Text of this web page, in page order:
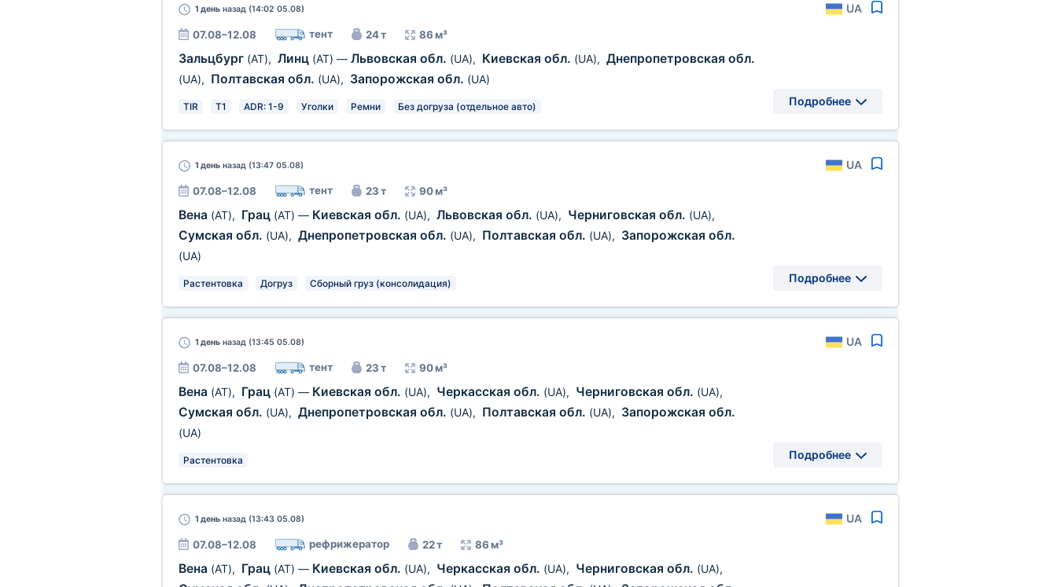
1 деньназад (14:02 05.08) UA
07.08–12.08 тент 24 т 86 м³
Зальцбург (AT), Линц (AT) — Львовская обл. (UA), Киевская обл. (UA), Днепропетровская обл.
(UA), Полтавская обл. (UA), Запорожская обл. (UA)
TIR T1 ADR: 1-9 Уголки Ремни Без догруза (отдельное авто) Подробнее
1 деньназад (13:47 05.08) UA
07.08–12.08 тент 23 т 90 м³
Вена (AT), Грац (AT) — Киевская обл. (UA), Львовская обл. (UA), Черниговская обл. (UA),
Сумская обл. (UA), Днепропетровская обл. (UA), Полтавская обл. (UA), Запорожская обл.
(UA)
Растентовка Догруз Сборный груз (консолидация) Подробнее
1 деньназад (13:45 05.08) UA
07.08–12.08 тент 23 т 90 м³
Вена (AT), Грац (AT) — Киевская обл. (UA), Черкасская обл. (UA), Черниговская обл. (UA),
Сумская обл. (UA), Днепропетровская обл. (UA), Полтавская обл. (UA), Запорожская обл.
(UA)
Растентовка Подробнее
1 деньназад (13:43 05.08) UA
07.08–12.08 рефрижератор 22 т 86 м³
Вена (AT), Грац (AT) — Киевская обл. (UA), Черкасская обл. (UA), Черниговская обл. (UA),